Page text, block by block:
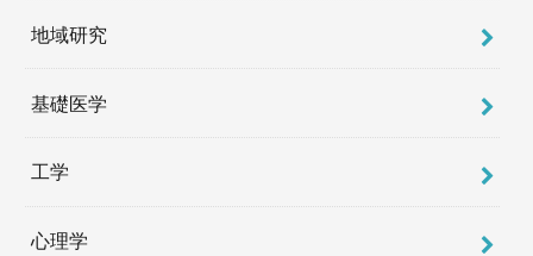
地域研究
基礎医学
工学
心理学